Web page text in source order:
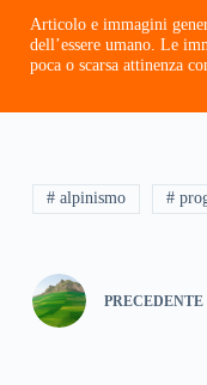
Articolo e immagini
dell’essere umano. Le
poca o scarsa attinenza
# alpinismo #
PRECEDENTE